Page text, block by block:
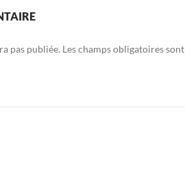
pas publiée. Les champs obligatoires sont